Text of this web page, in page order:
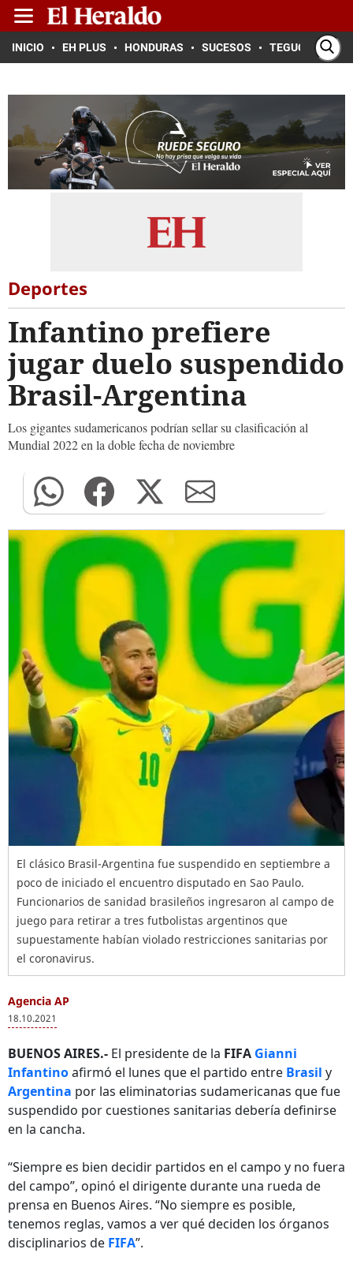
INICIO EH PLUS HONDURAS SUCESOS TEGUCIGALPA
Deportes
Infantino prefiere
jugar duelo suspendido
Brasil-Argentina
Los gigantes sudamericanos podrían sellar su clasificación al
Mundial 2022 en la doble fecha de noviembre
El clásico Brasil-Argentina fue suspendido en septiembre a
poco de iniciado el encuentro disputado en Sao Paulo.
Funcionarios de sanidad brasileños ingresaron al campo de
juego para retirar a tres futbolistas argentinos que
supuestamente habían violado restricciones sanitarias por
el coronavirus.
Agencia AP
18.10.2021
BUENOS AIRES.- El presidente de la FIFA Gianni
Infantinoafirmó el lunes que el partido entre Brasil y
Argentina por las eliminatorias sudamericanas que fue
suspendido por cuestiones sanitarias debería definirse
en la cancha.
“Siempre es bien decidir partidos en el campo y no fuera
del campo”, opinó el dirigente durante una rueda de
prensa en Buenos Aires. “No siempre es posible,
tenemos reglas, vamos a ver qué deciden los órganos
disciplinarios de FIFA”.